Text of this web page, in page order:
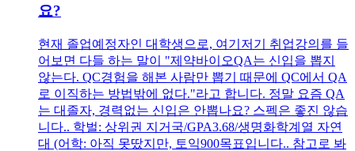
요?
현재 졸업예정자인 대학생으로, 여기저기 취업강의를 들
어보면 다들 하는 말이 "제약바이오QA는 신입을 뽑지
않는다. QC경험을 해본 사람만 뽑기 때문에 QC에서 QA
로 이직하는 방법밖에 없다."라고 합니다. 정말 요즘 QA
는 대졸자, 경력없는 신입은 안뽑나요? 스펙은 좋진 않습
니다.. 학벌: 상위권 지거국/GPA3.68/생명화학계열 자연
대 (어학: 아직 못땄지만, 토익900목표입니다.. 참고로 봐